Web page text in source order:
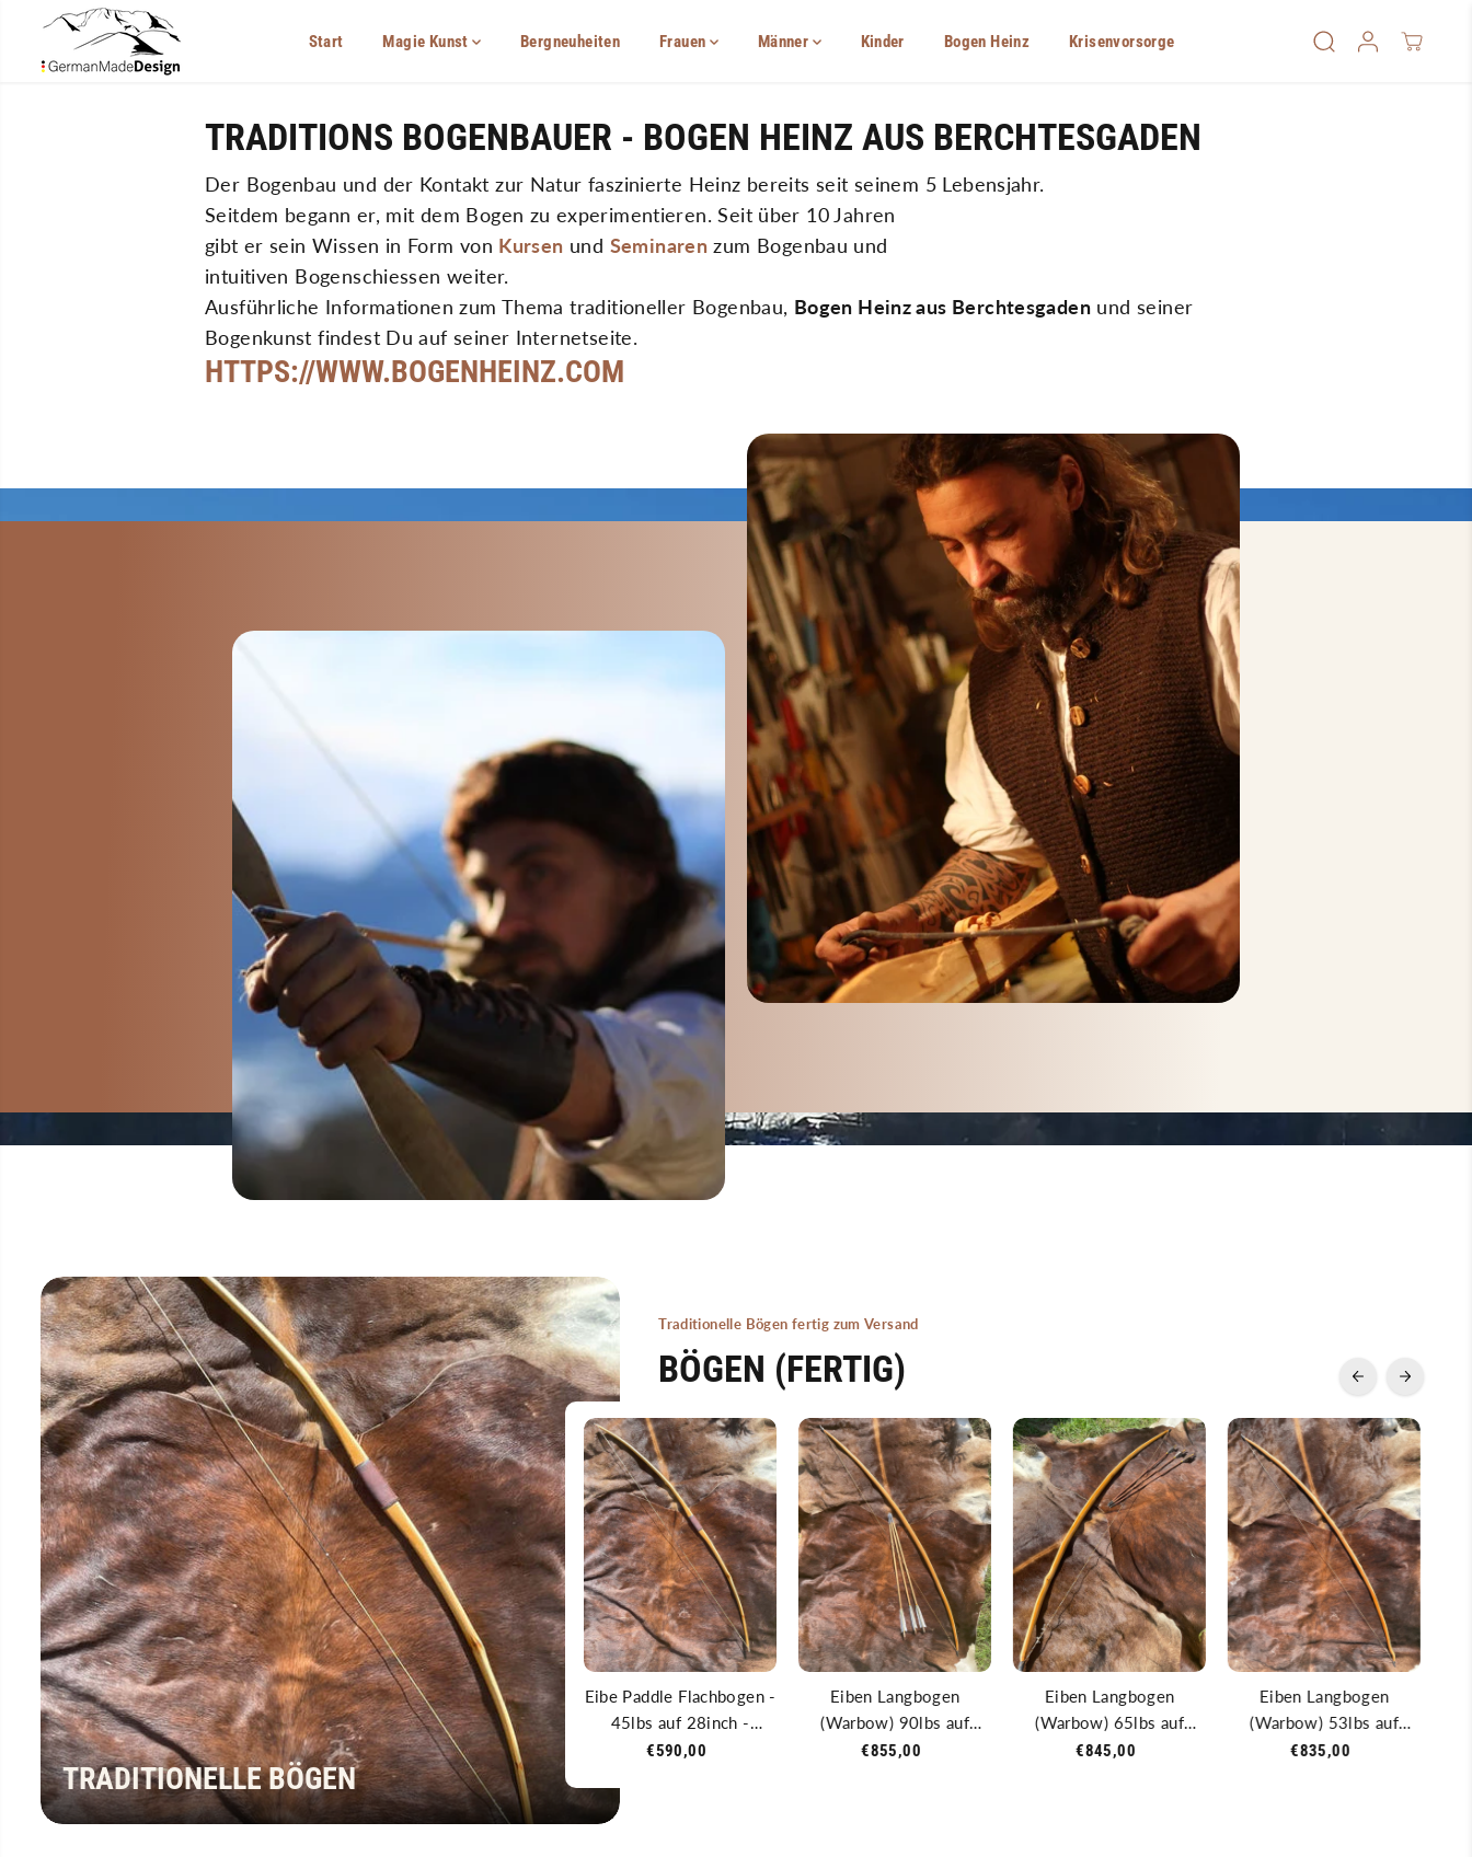
ÜBERSPRINGEN
SIE ZU INHALTEN
Start Magie Kunst Bergneuheiten Frauen Männer Kinder Bogen Heinz Krisenvorsorge
TRADITIONS BOGENBAUER - BOGEN HEINZ AUS BERCHTESGADEN
Der Bogenbau und der Kontakt zur Natur faszinierte Heinz bereits seit seinem 5 Lebensjahr.
Seitdem begann er, mit dem Bogen zu experimentieren. Seit über 10 Jahren
gibt er sein Wissen in Form von Kursen und Seminaren zum Bogenbau und
intuitiven Bogenschiessen weiter.
Ausführliche Informationen zum Thema traditioneller Bogenbau, Bogen Heinz aus Berchtesgaden und seiner
Bogenkunst findest Du auf seiner Internetseite.
HTTPS://WWW.BOGENHEINZ.COM
TRADITIONELLE BÖGEN
Traditionelle Bögen fertig zum Versand
BÖGEN (FERTIG)
Eibe Paddle Flachbogen -
45lbs auf 28inch -
61inch Länge - inkl. 3
€590,00
Eiben Langbogen
(Warbow) 90lbs auf
30inch - 74inch Länge -
€855,00
Eiben Langbogen
(Warbow) 65lbs auf
28inch - 72inch Länge -
€845,00
Eiben Langbogen
(Warbow) 53lbs auf
28inch - 74inch Länge -
€835,00
Traditioneller Eiben
Langbogen (BHa)
€990,00